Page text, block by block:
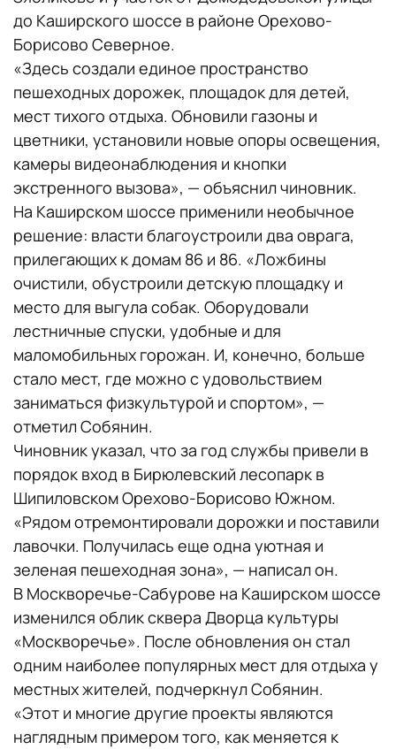
до Каширского шоссе в районе Орехово-
Борисово Северное.
«Здесь создали единое пространство
пешеходных дорожек, площадок для детей,
мест тихого отдыха. Обновили газоны и
цветники, установили новые опоры освещения,
камеры видеонаблюдения и кнопки
экстренного вызова», — объяснил чиновник.
На Каширском шоссе применили необычное
решение: власти благоустроили два оврага,
прилегающих к домам 86 и 86. «Ложбины
очистили, обустроили детскую площадку и
место для выгула собак. Оборудовали
лестничные спуски, удобные и для
маломобильных горожан. И, конечно, больше
стало мест, где можно с удовольствием
заниматься физкультурой и спортом», —
отметил Собянин.
Чиновник указал, что за год службы привели в
порядок вход в Бирюлевский лесопарк в
Шипиловском Орехово-Борисово Южном.
«Рядом отремонтировали дорожки и поставили
лавочки. Получилась еще одна уютная и
зеленая пешеходная зона», — написал он.
В Москворечье-Сабурове на Каширском шоссе
изменился облик сквера Дворца культуры
«Москворечье». После обновления он стал
одним наиболее популярных мест для отдыха у
местных жителей, подчеркнул Собянин.
«Этот и многие другие проекты являются
наглядным примером того, как меняется к